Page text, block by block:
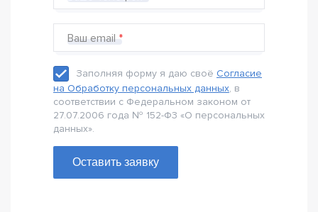
Ваш email
Заполняя форму я даю своё Согласие
на Обработку персональных данных, в
соответствии с Федеральном законом от
27.07.2006 года № 152-Ф3 «О персональных
данных».
Оставить заявку